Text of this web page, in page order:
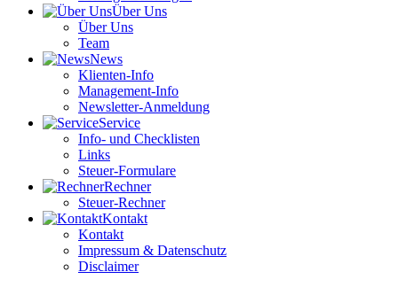
Über Uns
Über Uns
Team
News
Klienten-Info
Management-Info
Newsletter-Anmeldung
Service
Info- und Checklisten
Links
Steuer-Formulare
Rechner
Steuer-Rechner
Kontakt
Kontakt
Impressum & Datenschutz
Disclaimer